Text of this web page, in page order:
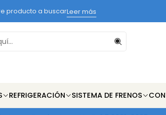
REFRIGERACIÓN SISTEMA DE FRENOS
producto a buscarLeer más